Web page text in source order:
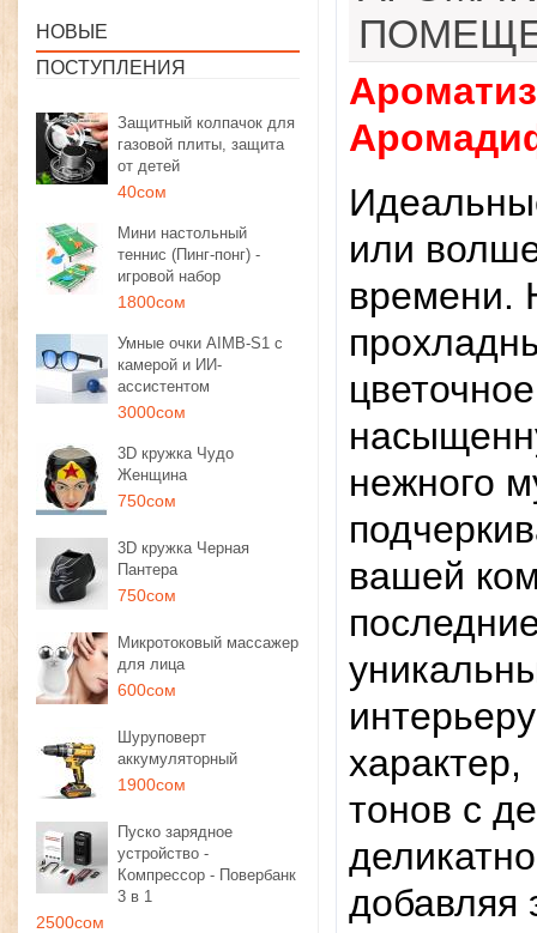
НОВЫЕ
ПОСТУПЛЕНИЯ
Защитный колпачок для
газовой плиты, защита
от детей
40сом
Мини настольный
теннис (Пинг-понг) -
игровой набор
1800сом
Умные очки AIMB-S1 с
камерой и ИИ-
ассистентом
3000сом
3D кружка Чудо
Женщина
750сом
3D кружка Черная
Пантера
750сом
Микротоковый массажер
для лица
600сом
Шуруповерт
аккумуляторный
1900сом
Пуско зарядное
устройство -
Компрессор - Повербанк
3 в 1
2500сом
или
времени.
нежного
вашей
тонов с
добавляя